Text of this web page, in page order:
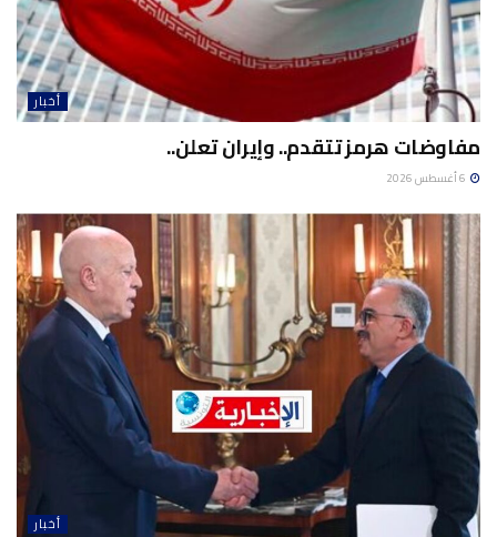
أخبار
مفاوضات هرمز تتقدم.. وإيران تعلن..
6 أغسطس 2026
أخبار